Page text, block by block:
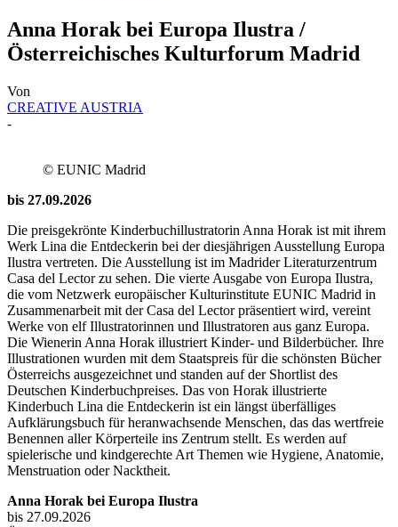
Anna Horak bei Europa Ilustra /
Österreichisches Kulturforum Madrid
Von
CREATIVE AUSTRIA
-
© EUNIC Madrid
bis 27.09.2026
Die preisgekrönte Kinderbuchillustratorin Anna Horak ist mit ihrem
Werk Lina die Entdeckerin bei der diesjährigen Ausstellung Europa
Ilustra vertreten. Die Ausstellung ist im Madrider Literaturzentrum
Casa del Lector zu sehen. Die vierte Ausgabe von Europa Ilustra,
die vom Netzwerk europäischer Kulturinstitute EUNIC Madrid in
Zusammenarbeit mit der Casa del Lector präsentiert wird, vereint
Werke von elf Illustratorinnen und Illustratoren aus ganz Europa.
Die Wienerin Anna Horak illustriert Kinder- und Bilderbücher. Ihre
Illustrationen wurden mit dem Staatspreis für die schönsten Bücher
Österreichs ausgezeichnet und standen auf der Shortlist des
Deutschen Kinderbuchpreises. Das von Horak illustrierte
Kinderbuch Lina die Entdeckerin ist ein längst überfälliges
Aufklärungsbuch für heranwachsende Menschen, das das wertfreie
Benennen aller Körperteile ins Zentrum stellt. Es werden auf
spielerische und kindgerechte Art Themen wie Hygiene, Anatomie,
Menstruation oder Nacktheit.
Anna Horak bei Europa Ilustra
bis 27.09.2026